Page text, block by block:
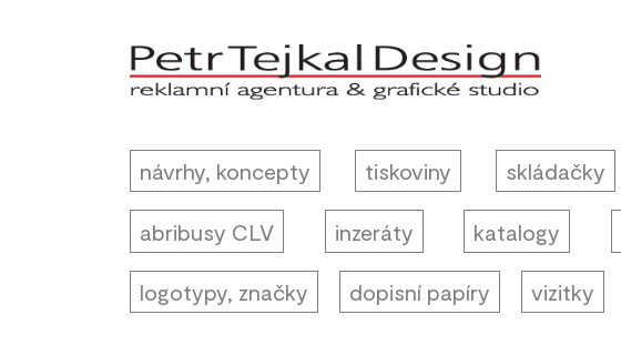
návrhy, koncepty tiskoviny skládačky
abribusy CLV inzeráty katalogy
logotypy, značky dopisní papíry vizitky